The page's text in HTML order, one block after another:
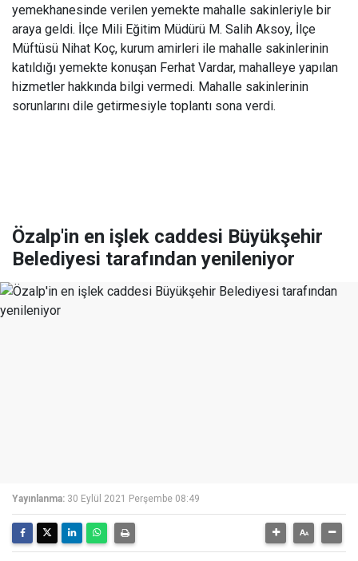
yemekhanesinde verilen yemekte mahalle sakinleriyle bir
araya geldi. İlçe Mili Eğitim Müdürü M. Salih Aksoy, İlçe
Müftüsü Nihat Koç, kurum amirleri ile mahalle sakinlerinin
katıldığı yemekte konuşan Ferhat Vardar, mahalleye yapılan
hizmetler hakkında bilgi vermedi. Mahalle sakinlerinin
sorunlarını dile getirmesiyle toplantı sona verdi.
Özalp'in en işlek caddesi Büyükşehir
Belediyesi tarafından yenileniyor
Yayınlanma: 30 Eylül 2021 Perşembe 08:49